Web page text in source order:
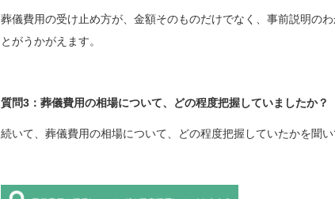
葬儀費用の受け止め方が、金額そのものだけでなく、事前説明の
とがうかがえます。
質問3：葬儀費用の相場について、どの程度把握していましたか？
続いて、葬儀費用の相場について、どの程度把握していたかを聞い